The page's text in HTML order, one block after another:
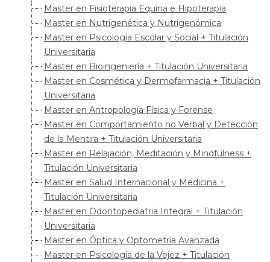
Master en Fisioterapia Equina e Hipoterapia
Master en Nutrigenética y Nutrigenómica
Master en Psicología Escolar y Social + Titulación
Universitaria
Master en Bioingeniería + Titulación Universitaria
Master en Cosmética y Dermofarmacia + Titulación
Universitaria
Master en Antropología Física y Forense
Master en Comportamiento no Verbal y Detección
de la Mentira + Titulación Universitaria
Master en Relajación, Meditación y Mindfulness +
Titulación Universitaria
Master en Salud Internacional y Medicina +
Titulación Universitaria
Master en Odontopediatria Integral + Titulación
Universitaria
Master en Óptica y Optometría Avanzada
Master en Psicología de la Vejez + Titulación